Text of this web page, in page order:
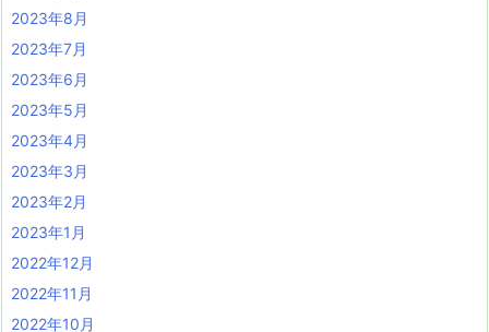
2023年8月
2023年7月
2023年6月
2023年5月
2023年4月
2023年3月
2023年2月
2023年1月
2022年12月
2022年11月
2022年10月